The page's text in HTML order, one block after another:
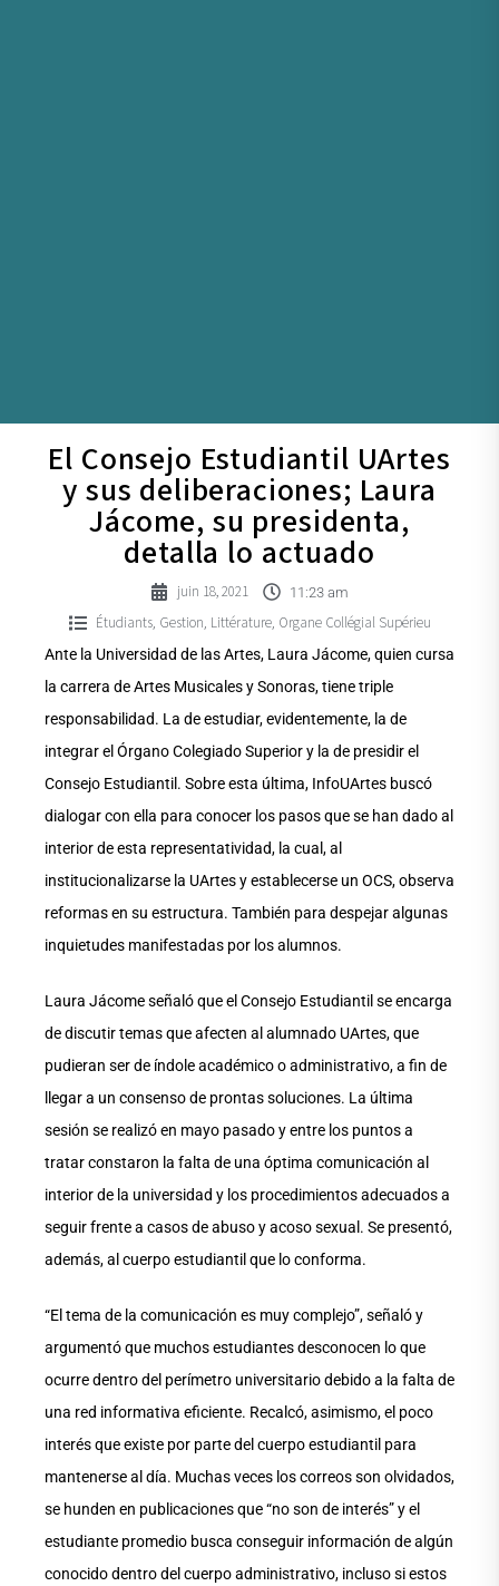
El Consejo Estudiantil UArtes
y sus deliberaciones; Laura
Jácome, su presidenta,
detalla lo actuado
juin 18, 2021 11:23 am
Étudiants, Gestion Littérature, Organe Collégial Supérieu
Ante la Universidad de las Artes, Laura Jácome, quien cursa
la carrera de Artes Musicales y Sonoras, tiene triple
responsabilidad. La de estudiar, evidentemente, la de
integrar el Órgano Colegiado Superior y la de presidir el
Consejo Estudiantil. Sobre esta última, InfoUArtes buscó
dialogar con ella para conocer los pasos que se han dado al
interior de esta representatividad, la cual, al
institucionalizarse la UArtes y establecerse un OCS, observa
reformas en su estructura. También para despejar algunas
inquietudes manifestadas por los alumnos.
Laura Jácome señaló que el Consejo Estudiantil se encarga
de discutir temas que afecten al alumnado UArtes, que
pudieran ser de índole académico o administrativo, a fin de
llegar a un consenso de prontas soluciones. La última
sesión se realizó en mayo pasado y entre los puntos a
tratar constaron la falta de una óptima comunicación al
interior de la universidad y los procedimientos adecuados a
seguir frente a casos de abuso y acoso sexual. Se presentó,
además, al cuerpo estudiantil que lo conforma.
“El tema de la comunicación es muy complejo”, señaló y
argumentó que muchos estudiantes desconocen lo que
ocurre dentro del perímetro universitario debido a la falta de
una red informativa eficiente. Recalcó, asimismo, el poco
interés que existe por parte del cuerpo estudiantil para
mantenerse al día. Muchas veces los correos son olvidados,
se hunden en publicaciones que “no son de interés” y el
estudiante promedio busca conseguir información de algún
conocido dentro del cuerpo administrativo, incluso si estos